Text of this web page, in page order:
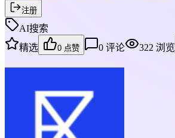
注册
AI搜索
精选
0 点赞 0 评论 322 浏览